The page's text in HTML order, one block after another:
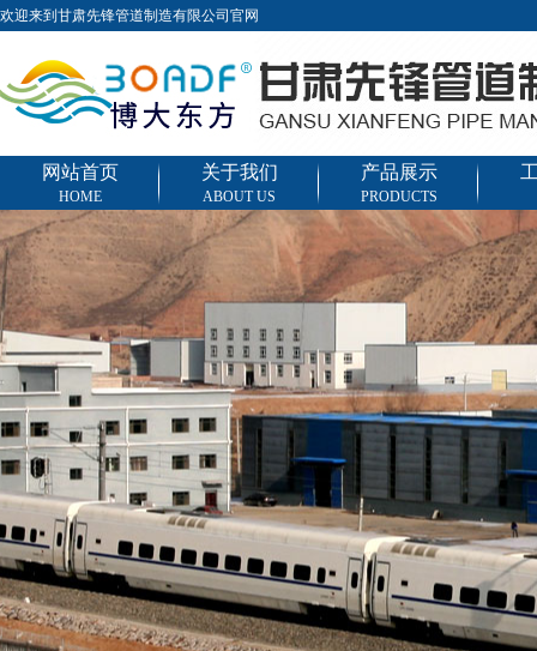
欢迎来到甘肃先锋管道制造有限公司官网
网站首页
HOME
关于我们
ABOUT US
产品展示
PRODUCTS